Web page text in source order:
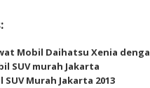
Mobil Daihatsu Xenia
SUV murah Jakarta
SUV Murah Jakarta 2013